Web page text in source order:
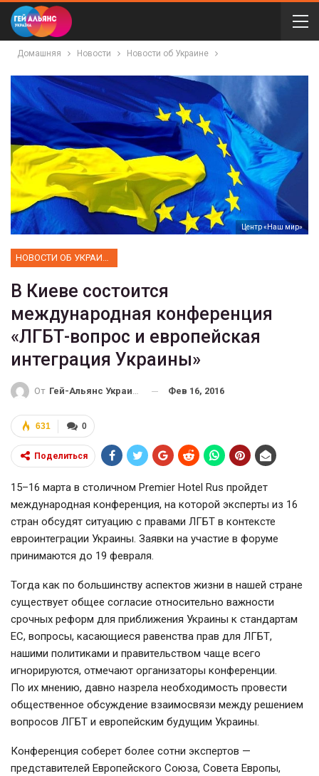
Домашняя Новости Новости об Украине
Центр «Наш мир»
В Киеве состоится
международная конференция
«ЛГБТ-вопрос и европейская
интеграция Украины»
От Гей-Альянс Украина Фев 16, 2016
0
631
Поделиться
15–16 марта в столичном Premier Hotel Rus пройдет
международная конференция, на которой эксперты из 16
стран обсудят ситуацию с правами ЛГБТ в контексте
евроинтеграции Украины. Заявки на участие в форуме
принимаются до 19 февраля.
Тогда как по большинству аспектов жизни в нашей стране
существует общее согласие относительно важности
срочных реформ для приближения Украины к стандартам
ЕС, вопросы, касающиеся равенства прав для ЛГБТ,
нашими политиками и правительством чаще всего
игнорируются, отмечают организаторы конференции.
По их мнению, давно назрела необходимость провести
общественное обсуждение взаимосвязи между решением
вопросов ЛГБТ и европейским будущим Украины.
Конференция соберет более сотни экспертов —
представителей Европейского Союза, Совета Европы,